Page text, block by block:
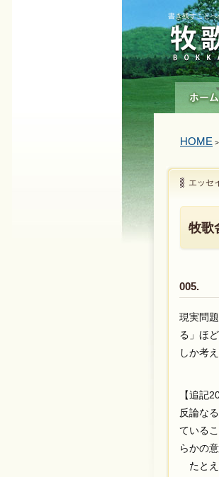
書き残すこと
HOME >
エッセ
牧歌
005.
現実問
る」ほ
しか考
【追記
反論な
ている
らかの
たとえ